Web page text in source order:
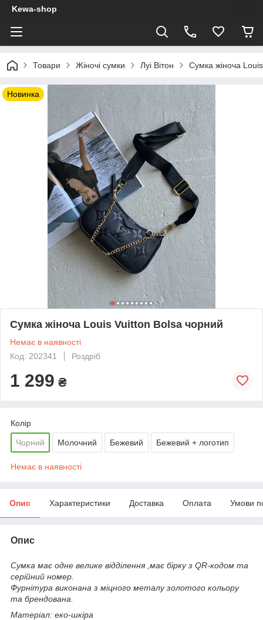
Kewa-shop
Товари Жіночі сумки Луі Вітон Сумка жіноча
Новинка
Сумка жіноча Louis Vuitton Bolsa чорний
Немає в наявності
Код: 202341
Роздріб
1 299 ₴
Колір
Чорний Молочний Бежевий Бежевий + логотип
Немає в наявності
Опис Характеристики Доставка Оплата Умови
Опис
Сумка має одне велике відділення ,має бірку з QR-кодом та
серійний номер.
Фурнітура виконана з міцного металу золотого кольору
та брендована.
Матеріал: еко-шкіра